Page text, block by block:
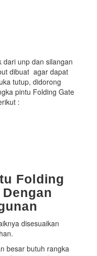
dari unp dan silangan
dibuat agar dapat
tutup, didorong
pintu Folding Gate
:
Folding
disesuaikan
besar butuh rangka